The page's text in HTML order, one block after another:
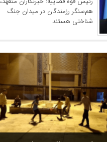
هم‌سنگر رزمندگان در میدان جنگ
شناختی هستند